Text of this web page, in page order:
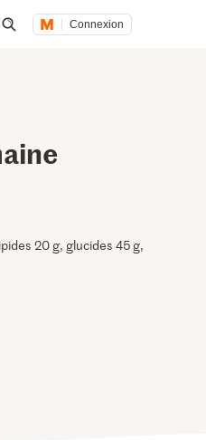
Connexion
20 g, glucides 45 g,